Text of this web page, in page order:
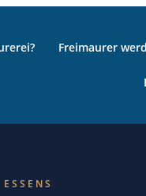
Freimaurer